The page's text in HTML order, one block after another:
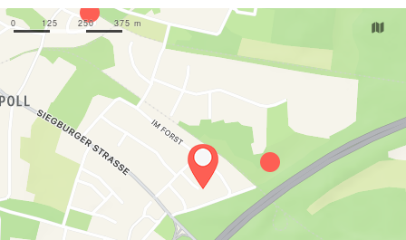
Eintragen
Blog
Partner
Kontakt